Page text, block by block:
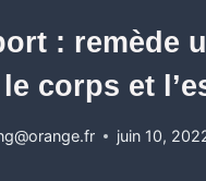
: remède
corps et
juin 10,